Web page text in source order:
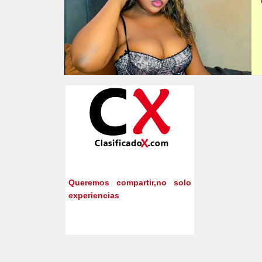
Queremos compartir,no solo
experiencias